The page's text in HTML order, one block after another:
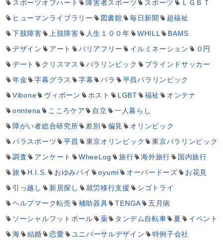
スポーツオブハート
障害者スポーツ スポーツ
ＬＧＢＴ
ヒューマンライブラリー
図書館 毎日新聞
超福祉
下肢障害
上肢障害 人生１００年 WHILL
BAMS
デザイン
アート バリアフリー イルミネーション
０円
デート
クリスマス パラリンピック
ブラインドサッカー
年金
字幕グラス 字幕 パラ
平昌パラリンピック
Vibone
ヴィボーン ホスト LGBT 福祉
オンテナ
onntena
こころケア 自立
一人暮らし
障がい者総合研究所
差別 偏見
オリンピック
パラスポーツ
平昌 東京オリンピック
東京パラリンピック
調査
アンケート WheeLog 旅行 海外旅行
国内旅行
旅
H.I.S. おゆみパイ oyumi オーバードーズ
お花見
引っ越し
新居探し 就労移行支援
シゴトライ
ヘルプマーク転売
補助器具 TENGA
五月病
ソーシャルフットボール
薬 タンデム自転車 夏
イベント
海
結婚 恋愛 ユニバーサルデザイン
特例子会社